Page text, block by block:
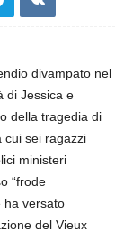
divampato nel
di Jessica e
della tragedia di
cui sei ragazzi
ministeri
“frode
ha versato
del Vieux